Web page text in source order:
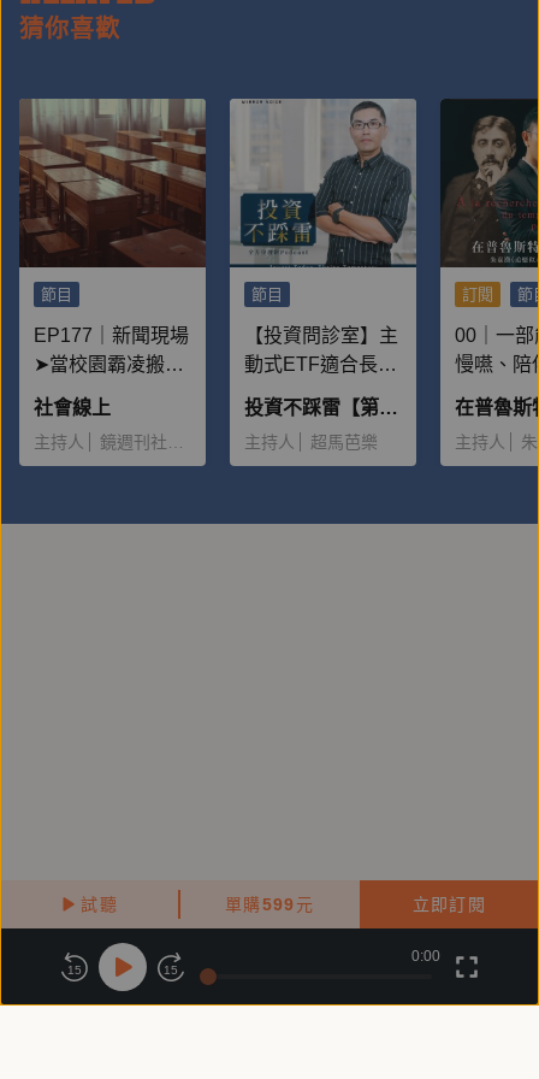
試聽 單購599 元 立即訂閱
猜你喜歡
節目
EP177｜新聞現場
➤當校園霸凌搬上
檯面：為何一再重
演？
社會線上
主持人 鏡週刊社會組
節目
【投資問診室】主
動式ETF適合長期
投資嗎，什麼時候
該獲利出場？
投資不踩雷【第二季】
主持人 超馬芭樂
訂閱 節
00｜一部
慢嚥、陪
子的書
主持人
關於鏡好聽
商務合作 付費條款 會員條款
15 15
0:00